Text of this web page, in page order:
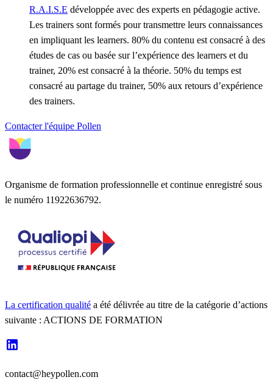
R.A.I.S.E développée avec des experts en pédagogie active.
Les trainers sont formés pour transmettre leurs connaissances
en impliquant les learners. 80% du contenu est consacré à des
études de cas ou basée sur l’expérience des learners et du
trainer, 20% est consacré à la théorie. 50% du temps est
consacré au partage du trainer, 50% aux retours d’expérience
des trainers.
Contacter l'équipe Pollen
Organisme de formation professionnelle et continue enregistré sous
le numéro 11922636792.
La certification qualité a été délivrée au titre de la catégorie d’actions
suivante : ACTIONS DE FORMATION
contact@heypollen.com